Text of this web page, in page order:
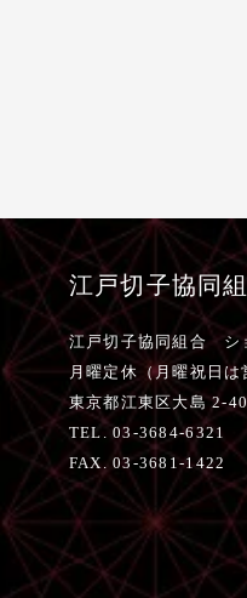
江戸切子協同
江戸切子協同組合 シ
月曜定休（月曜祝日は
東京都江東区大島 2-
TEL. 03-3684-6321
FAX. 03-3681-1422